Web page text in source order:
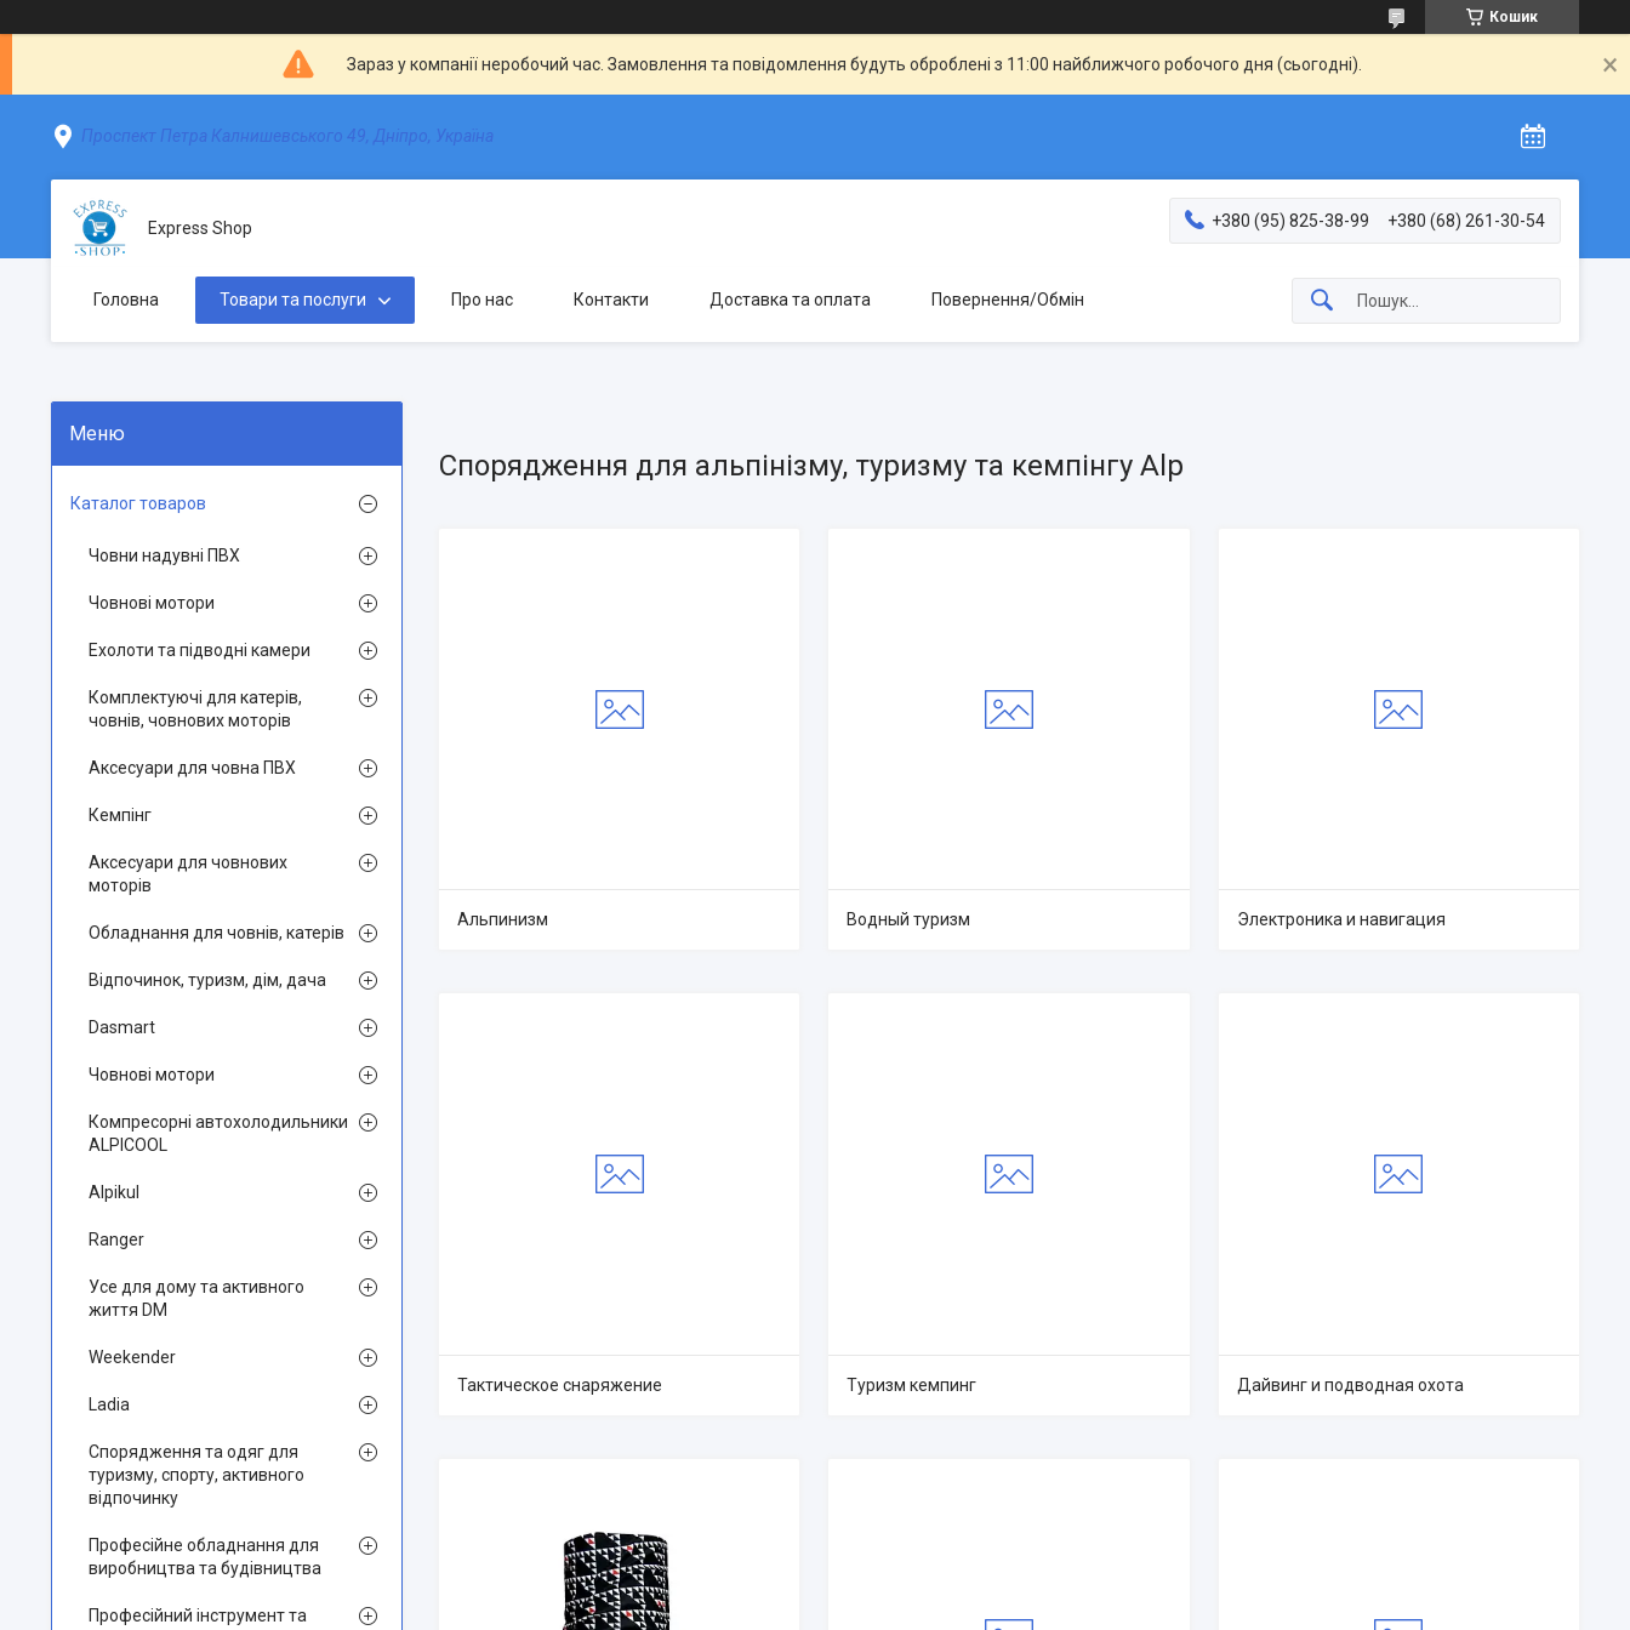
Кошик
Зараз у компанії неробочий час. Замовлення та повідомлення будуть оброблені з 11:00 найближчого робочого дня (сьогодні).
Проспект Петра Калнишевського 49, Дніпро, Україна
Express Shop +380 (95) 825-38-99 +380 (68) 261-30-54
Головна Товари та послуги Про нас Контакти Доставка та оплата Повернення/Обмін
Спорядження для альпінізму, туризму та кемпінгу Alp
Альпинизм Водный туризм Электроника и навигация
Тактическое снаряжение Туризм кемпинг Дайвинг и подводная охота
Каталог товаров
Човни надувні ПВХ
Човнові мотори
Ехолоти та підводні камери
Комплектуючі для катерів,
човнів, човнових моторів
Аксесуари для човна ПВХ
Кемпінг
Аксесуари для човнових
моторів
Обладнання для човнів, катерів
Відпочинок, туризм, дім, дача
Dasmart
Човнові мотори
Компресорні автохолодильники
ALPICOOL
Alpikul
Ranger
Усе для дому та активного
життя DM
Weekender
Ladia
Спорядження та одяг для
туризму, спорту, активного
відпочинку
Професійне обладнання для
виробництва та будівництва
Професійний інструмент та